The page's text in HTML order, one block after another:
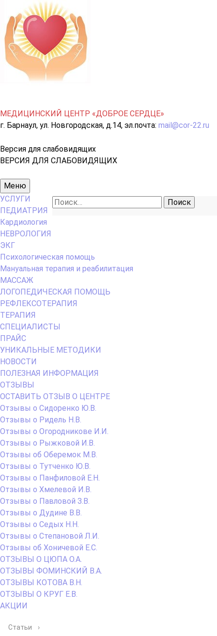
МЕДИЦИНСКИЙ ЦЕНТР «ДОБРОЕ СЕРДЦЕ»
г. Барнаул, ул. Новгородская, д.14, эл.почта: mail@cor-22.ru
Версия для слабовидящих
ВЕРСИЯ ДЛЯ СЛАБОВИДЯЩИХ
Основное
меню
Меню
Найти:
УСЛУГИ
ПЕДИАТРИЯ
Кардиология
НЕВРОЛОГИЯ
ЭКГ
Психологическая помощь
Мануальная терапия и реабилитация
МАССАЖ
ЛОГОПЕДИЧЕСКАЯ ПОМОЩЬ
РЕФЛЕКСОТЕРАПИЯ
ТЕРАПИЯ
СПЕЦИАЛИСТЫ
ПРАЙС
УНИКАЛЬНЫЕ МЕТОДИКИ
НОВОСТИ
ПОЛЕЗНАЯ ИНФОРМАЦИЯ
ОТЗЫВЫ
ОСТАВИТЬ ОТЗЫВ О ЦЕНТРЕ
Отзывы о Сидоренко Ю.В.
Отзывы о Ридель Н.В.
Отзывы о Огородникове И.И.
Отзывы о Рыжковой И.В.
Отзывы об Оберемок М.В.
Отзывы о Тутченко Ю.В.
Отзывы о Панфиловой Е.Н.
Отзывы о Хмелевой И.В.
Отзывы о Павловой З.В.
Отзывы о Дудине В.В.
Отзывы о Седых Н.Н.
Отзывы о Степановой Л.И.
Отзывы об Хоничевой Е.С.
ОТЗЫВЫ О ЦЮПА О.А.
ОТЗЫВЫ ФОМИНСКИЙ В.А.
ОТЗЫВЫ КОТОВА В.Н.
ОТЗЫВЫ О КРУГ Е.В.
АКЦИИ
Статьи ›